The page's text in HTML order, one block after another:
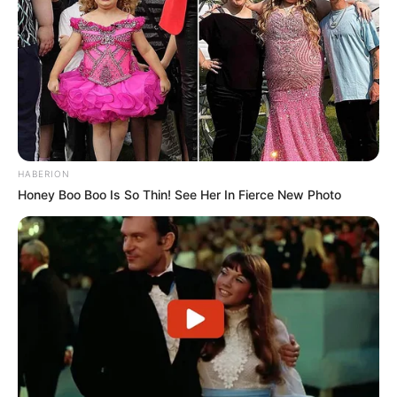
Wahrzeichen von Michelstadt, das
spätgotische "Rathaus auf Stelzen", eine gut erhaltene
Altstadt mit Überbleibseln der mittelalterlichen
Befestigungsanlagen.
Schloss Fürstenau
Auch wenn das Schloss nur von außen
ungewöhnliche Architektur, mit
des interessanten Umfeldes ein lohnendes Ausflugsziel.
Rotenfels bei Bad Münster am Stein-
Ebernburg
Der Rotenfels ist die größte Steilwand
nördlich der Alpen und nur eine von vielen
Sehenswürdigkeiten in der Kur- und Salinenstadt Bad
Münster am Stein-Ebernburg.
HABERION
Honey Boo Boo Is So Thin! See Her In Fierce New Photo